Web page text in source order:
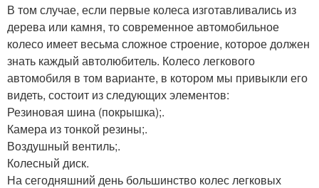
В том случае, если первые колеса изготавливались из
дерева или камня, то современное автомобильное
колесо имеет весьма сложное строение, которое должен
знать каждый автолюбитель. Колесо легкового
автомобиля в том варианте, в котором мы привыкли его
видеть, состоит из следующих элементов:
Резиновая шина (покрышка);.
Камера из тонкой резины;.
Воздушный вентиль;.
Колесный диск.
На сегодняшний день большинство колес легковых